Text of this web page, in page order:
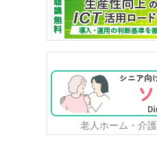
老人ホーム・介